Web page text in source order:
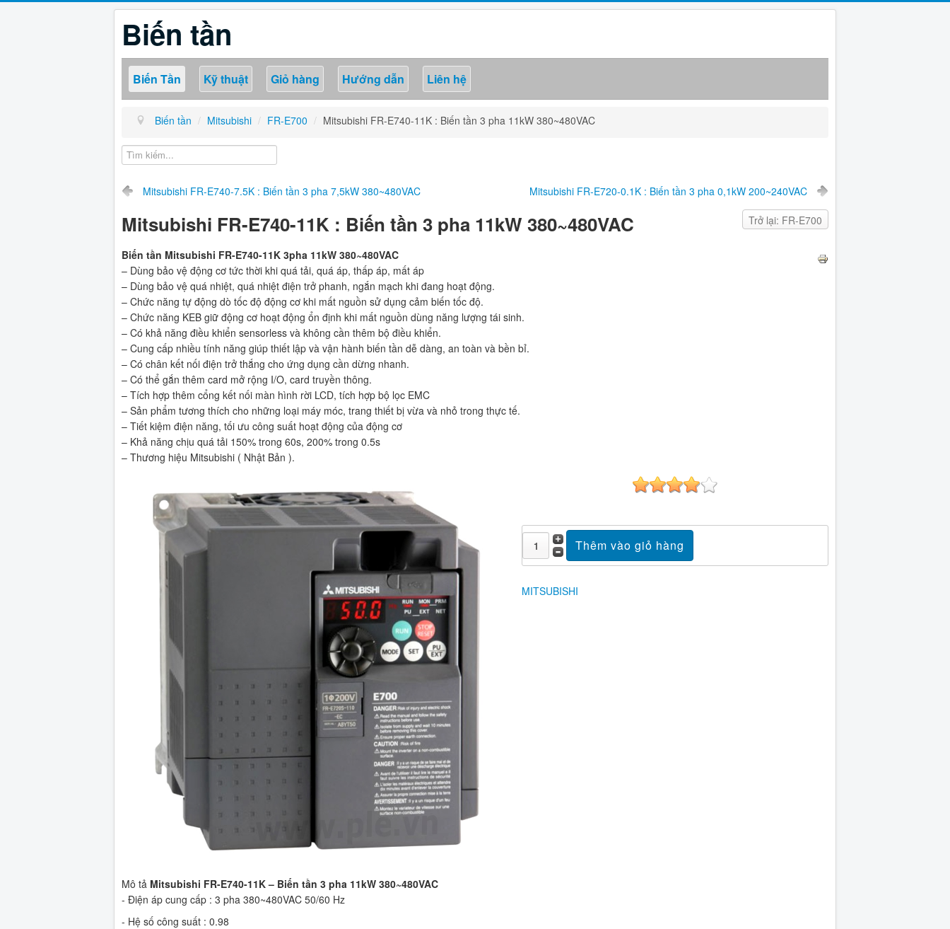
Biến tần
Biến Tần Kỹ thuật Giỏ hàng Hướng dẫn Liên hệ
Biến tần / Mitsubishi / FR-E700 / Mitsubishi FR-E740-11K : Biến tần 3 pha 11kW 380~480VAC
Mitsubishi FR-E740-7.5K : Biến tần 3 pha 7,5kW 380~480VAC Mitsubishi FR-E720-0.1K : Biến tần 3 pha 0,1kW 200~240VAC
Trở lại: FR-E700
Mitsubishi FR-E740-11K : Biến tần 3 pha 11kW 380~480VAC
Biến tần Mitsubishi FR-E740-11K 3pha 11kW 380~480VAC
– Dùng bảo vệ động cơ tức thời khi quá tải, quá áp, thấp áp, mất áp
– Dùng bảo vệ quá nhiệt, quá nhiệt điện trở phanh, ngắn mạch khi đang hoạt động.
– Chức năng tự động dò tốc độ động cơ khi mất nguồn sử dụng cảm biến tốc độ.
– Chức năng KEB giữ động cơ hoạt động ổn định khi mất nguồn dùng năng lượng tái sinh.
– Có khả năng điều khiển sensorless và không cần thêm bộ điều khiển.
– Cung cấp nhiều tính năng giúp thiết lập và vận hành biến tần dễ dàng, an toàn và bền bỉ.
– Có chân kết nối điện trở thắng cho ứng dụng cần dừng nhanh.
– Có thể gắn thêm card mở rộng I/O, card truyền thông.
– Tích hợp thêm cổng kết nối màn hình rời LCD, tích hợp bộ lọc EMC
– Sản phẩm tương thích cho những loại máy móc, trang thiết bị vừa và nhỏ trong thực tế.
– Tiết kiệm điện năng, tối ưu công suất hoạt động của động cơ
– Khả năng chịu quá tải 150% trong 60s, 200% trong 0.5s
– Thương hiệu Mitsubishi ( Nhật Bản ).
MITSUBISHI
Mô tả Mitsubishi FR-E740-11K – Biến tần 3 pha 11kW 380~480VAC
- Điện áp cung cấp : 3 pha 380~480VAC 50/60 Hz
- Hệ số công suất : 0.98